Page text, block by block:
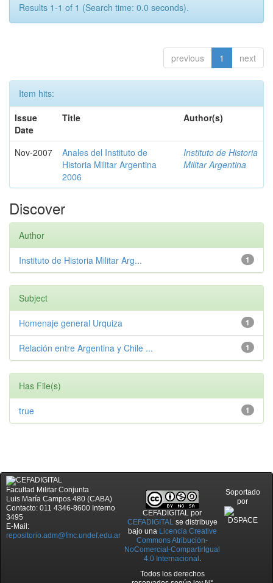
Results 1-1 of 1 (Search time: 0.0 seconds).
previous 1 next
Item hits:
Issue
Date
Title Author(s)
Nov-2007
Anales del Instituto de
Historia Militar Argentina
2006
Instituto de Historia
Militar Argentina
Discover
Author
1
Instituto de Historia Militar Arg...
Subject
1
Homenaje general Urquiza
1
Relación entre Argentina y Chile ...
Has File(s)
1
true
Facultad Militar Conjunta
Luis María Campos 480 (CABA)
Contacto: 011 4346-8600 Interno
3495
E-Mail:
repositorio.adm@fmc.undef.edu.ar
CEFADIGITAL por
CEFADIGITALse distribuye
bajo una Licencia Creative
Commons Atribución-
NoComercial-CompartirIgual
4.0 Internacional .
Todos los derechos
Soportado
por